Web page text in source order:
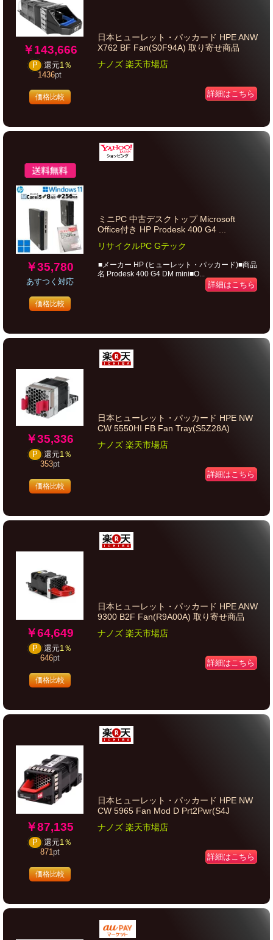
￥143,666
P 還元1％
1436pt
価格比較
日本ヒューレット・パッカード HPE ANW
X762 BF Fan(S0F94A) 取り寄せ商品
ナノズ 楽天市場店
詳細はこちら
￥35,780
あすつく対応
価格比較
ミニPC 中古デスクトップ Microsoft
Office付き HP Prodesk 400 G4 ...
リサイクルPC Gテック
■メーカー HP (ヒューレット・パッカード)■商品
名 Prodesk 400 G4 DM mini■O...
詳細はこちら
￥35,336
P 還元1％
353pt
価格比較
日本ヒューレット・パッカード HPE NW
CW 5550HI FB Fan Tray(S5Z28A)
ナノズ 楽天市場店
詳細はこちら
￥64,649
P 還元1％
646pt
価格比較
日本ヒューレット・パッカード HPE ANW
9300 B2F Fan(R9A00A) 取り寄せ商品
ナノズ 楽天市場店
詳細はこちら
￥87,135
P 還元1％
871 pt
価格比較
日本ヒューレット・パッカード HPE NW
CW 5965 Fan Mod D Prt2Pwr(S4J
ナノズ 楽天市場店
詳細はこちら